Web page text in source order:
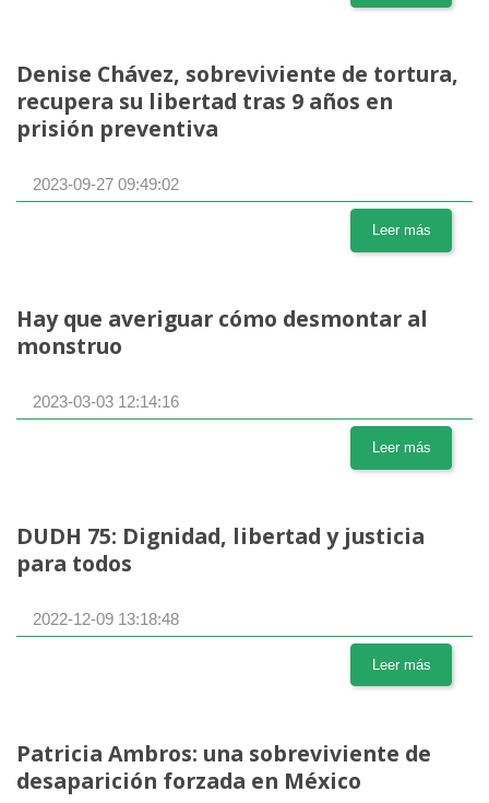
Denise Chávez, sobreviviente de tortura,
recupera su libertad tras 9 años en
prisión preventiva
2023-09-27 09:49:02
Leer más
Hay que averiguar cómo desmontar al
monstruo
2023-03-03 12:14:16
Leer más
DUDH 75: Dignidad, libertad y justicia
para todos
2022-12-09 13:18:48
Leer más
Patricia Ambros: una sobreviviente de
desaparición forzada en México